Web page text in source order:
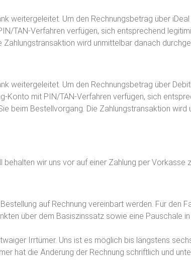
weitergeleitet. Um den Rechnungsbetrag über
TAN-Verfahren verfügen, sich entsprechend
wird unmittelbar danach
weitergeleitet. Um den Rechnungsbetrag über
Konto mit PIN/TAN-Verfahren verfügen, sich
beim Bestellvorgang. Die Zahlungstransaktion
wir uns vor auf einer Zahlung per Vorkasse
auf Rechnung vereinbart werden. Für den
über dem Basiszinssatz sowie eine Pauschale
Irrtümer. Uns ist es möglich bis längstens
hat die Änderung der Rechnung schriftlich und